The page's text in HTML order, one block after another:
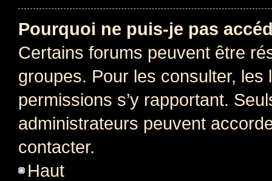
Pourquoi ne puis-je pas
Certains forums peuvent être
groupes. Pour les consulter,
permissions s’y rapportant.
administrateurs peuvent
contacter.
Haut